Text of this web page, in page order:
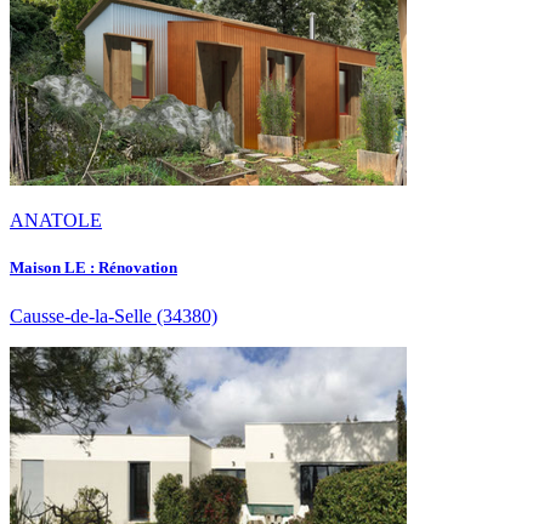
ANATOLE
Maison LE : Rénovation
Causse-de-la-Selle (34380)